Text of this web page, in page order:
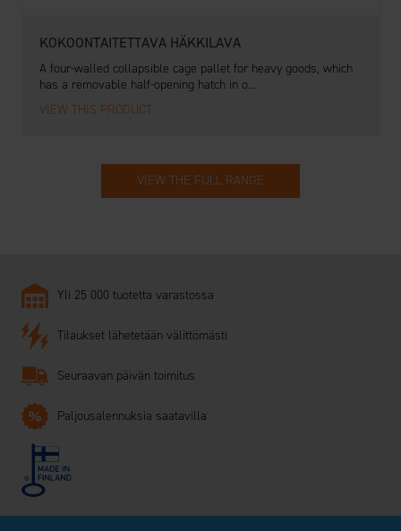
Yli 25 000 tuotetta varastossa
Tilaukset lähetetään välittömästi
Seuraavan päivän toimitus
Paljousalennuksia saatavilla
KOKOONTAITETTAVA HÄKKILAVA
A four-walled collapsible cage pallet for heavy goods, which
has a removable half-opening hatch in o...
VIEW THIS PRODUCT
VIEW THE FULL RANGE